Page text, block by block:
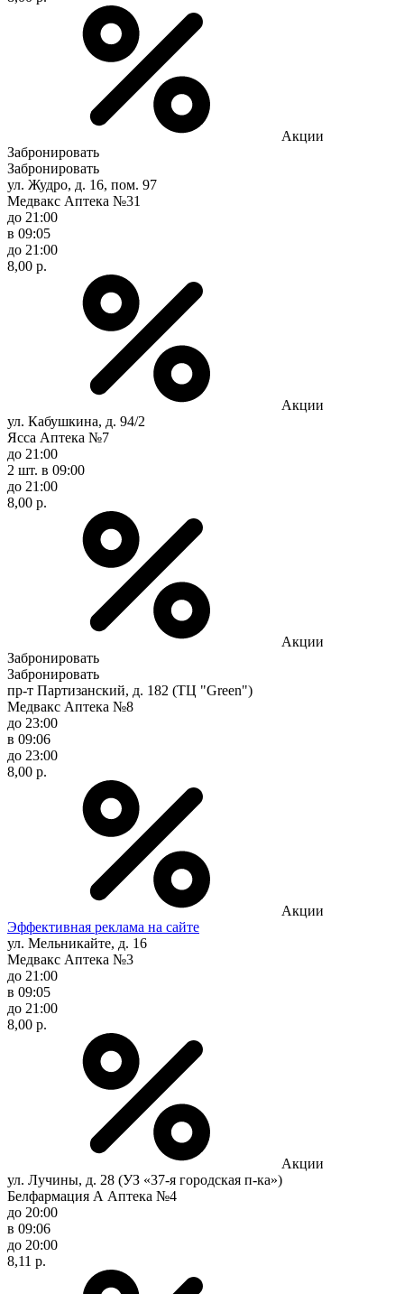
Акции
Забронировать
Забронировать
ул. Жудро, д. 16, пом. 97
Медвакс Аптека №31
до 21:00
в 09:05
до 21:00
8,00 р.
Акции
ул. Кабушкина, д. 94/2
Ясса Аптека №7
до 21:00
2 шт. в 09:00
до 21:00
8,00 р.
Акции
Забронировать
Забронировать
пр-т Партизанский, д. 182 (ТЦ "Green")
Медвакс Аптека №8
до 23:00
в 09:06
до 23:00
8,00 р.
Акции
Эффективная реклама на сайте
ул. Мельникайте, д. 16
Медвакс Аптека №3
до 21:00
в 09:05
до 21:00
8,00 р.
Акции
ул. Лучины, д. 28 (УЗ «37-я городская п-ка»)
Белфармация А Аптека №4
до 20:00
в 09:06
до 20:00
8,11 р.